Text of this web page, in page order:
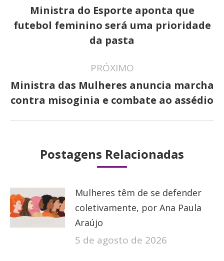
post:
Post
anterior:
Ministra do Esporte aponta que
futebol feminino será uma prioridade
da pasta
PRÓXIMO
Próximo
post:
Ministra das Mulheres anuncia marcha
contra misoginia e combate ao assédio
Postagens Relacionadas
Mulheres têm de se defender
coletivamente, por Ana Paula
Araújo
5 de agosto de 2026